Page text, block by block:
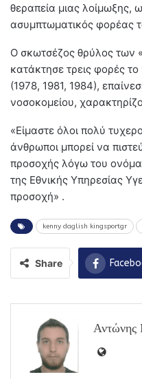
θεραπεία μιας λοίμωξης,
ασυμπτωματικός φορέας
Ο σκωτσέζος θρύλος των
κατάκτησε τρεις φορές
(1978, 1981, 1984),
νοσοκομείου,
«Είμαστε όλοι πολύ
άνθρωποι μπορεί να
προσοχής λόγω του
της Εθνικής Υπηρεσίας
προσοχή» .
kenny daglish kingsportgr
Share
Αντώνης